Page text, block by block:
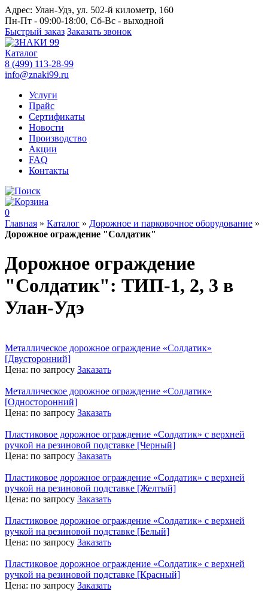
Адрес: Улан-Удэ, ул. 502-й километр, 160
Пн-Пт - 09:00-18:00, Сб-Вс - выходной
Быстрый заказ Заказать звонок
Каталог
8 (499) 113-28-99
info@znaki99.ru
Услуги
Прайс
Сертификаты
Новости
Производство
Акции
FAQ
Контакты
0
Главная » Каталог » Дорожное и парковочное оборудование »
Дорожное ограждение "Солдатик"
Дорожное ограждение
"Солдатик": ТИП-1, 2, 3 в
Улан-Удэ
Металлическое дорожное ограждение «Солдатик»
[Двусторонний]
Цена: по запросу Заказать
Металлическое дорожное ограждение «Солдатик»
[Односторонний]
Цена: по запросу Заказать
Пластиковое дорожное ограждение «Солдатик» с верхней
ручкой на резиновой подставке [Черный]
Цена: по запросу Заказать
Пластиковое дорожное ограждение «Солдатик» с верхней
ручкой на резиновой подставке [Желтый]
Цена: по запросу Заказать
Пластиковое дорожное ограждение «Солдатик» с верхней
ручкой на резиновой подставке [Белый]
Цена: по запросу Заказать
Пластиковое дорожное ограждение «Солдатик» с верхней
ручкой на резиновой подставке [Красный]
Цена: по запросу Заказать